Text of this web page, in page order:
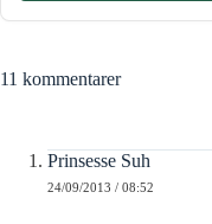
11 kommentarer
Prinsesse Suh
24/09/2013 / 08:52